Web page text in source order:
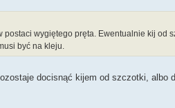
wygiętego pręta. Ewentualnie kij od
być na kleju.
docisnąć kijem od szczotki, albo